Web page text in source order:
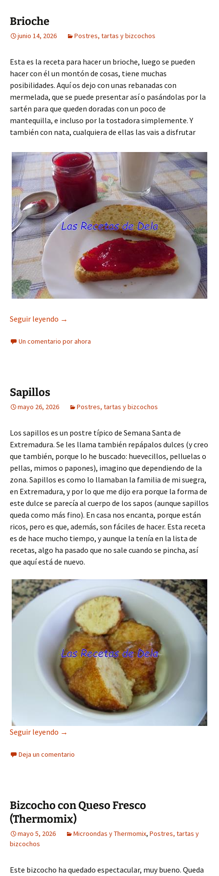
Brioche
junio 14, 2026 Postres, tartas y bizcochos
Esta es la receta para hacer un brioche, luego se pueden
hacer con él un montón de cosas, tiene muchas
posibilidades. Aquí os dejo con unas rebanadas con
mermelada, que se puede presentar así o pasándolas por la
sartén para que queden doradas con un poco de
mantequilla, e incluso por la tostadora simplemente. Y
también con nata, cualquiera de ellas las vais a disfrutar
Seguir leyendo Brioche
→
Un comentario por ahora
Sapillos
mayo 26, 2026 Postres, tartas y bizcochos
Los sapillos es un postre típico de Semana Santa de
Extremadura. Se les llama también repápalos dulces (y creo
que también, porque lo he buscado: huevecillos, pelluelas o
pellas, mimos o papones), imagino que dependiendo de la
zona. Sapillos es como lo llamaban la familia de mi suegra,
en Extremadura, y por lo que me dijo era porque la forma de
este dulce se parecía al cuerpo de los sapos (aunque sapillos
queda como más fino). En casa nos encanta, porque están
ricos, pero es que, además, son fáciles de hacer. Esta receta
es de hace mucho tiempo, y aunque la tenía en la lista de
recetas, algo ha pasado que no sale cuando se pincha, así
que aquí está de nuevo.
Seguir leyendo Sapillos
→
Deja un comentario
Bizcocho con Queso Fresco
(Thermomix)
mayo 5, 2026 Microondas y Thermomix, Postres, tartas y
bizcochos
Este bizcocho ha quedado espectacular, muy bueno. Queda